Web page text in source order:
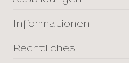
Informationen
Rechtliches